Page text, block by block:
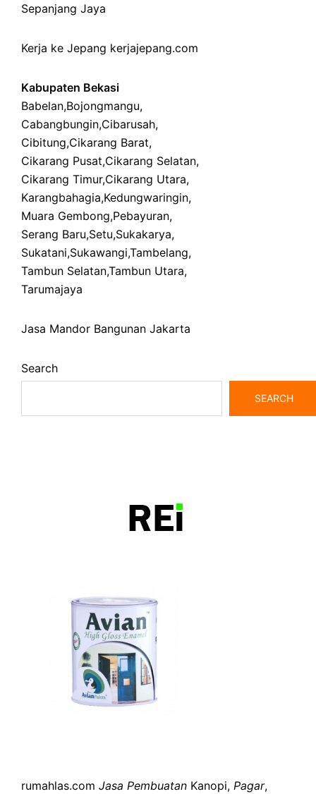
Sepanjang Jaya
Kerja ke Jepang kerjajepang.com
Kabupaten Bekasi
Babelan,Bojongmangu,
Cabangbungin,Cibarusah,
Cibitung,Cikarang Barat,
Cikarang Pusat,Cikarang Selatan,
Cikarang Timur,Cikarang Utara,
Karangbahagia,Kedungwaringin,
Muara Gembong,Pebayuran,
Serang Baru,Setu,Sukakarya,
Sukatani,Sukawangi,Tambelang,
Tambun Selatan,Tambun Utara,
Tarumajaya
Jasa Mandor Bangunan Jakarta
Search
SEARCH
rumahlas.com Jasa Pembuatan Kanopi, Pagar,